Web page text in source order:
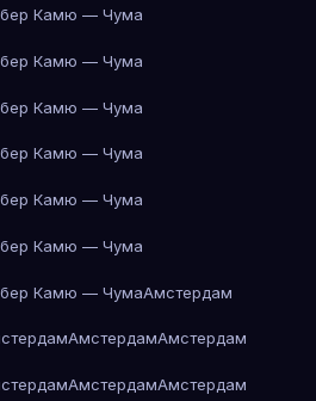
Камю — Чума
Камю — Чума
Камю — Чума
Камю — Чума
Камю — Чума
Камю — Чума
Камю — ЧумаАмстердам
АмстердамАмстердам
АмстердамАмстердам